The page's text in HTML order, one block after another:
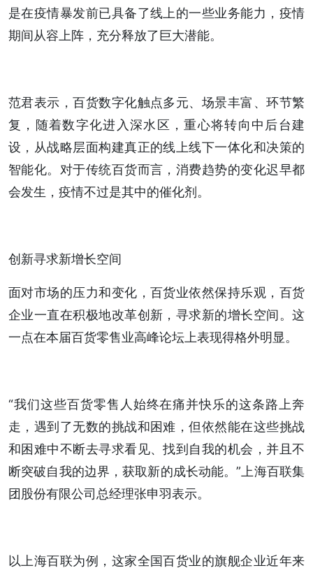
是在疫情暴发前已具备了线上的一些业务能力，疫情
期间从容上阵，充分释放了巨大潜能。
范君表示，百货数字化触点多元、场景丰富、环节繁
复，随着数字化进入深水区，重心将转向中后台建
设，从战略层面构建真正的线上线下一体化和决策的
智能化。对于传统百货而言，消费趋势的变化迟早都
会发生，疫情不过是其中的催化剂。
创新寻求新增长空间
面对市场的压力和变化，百货业依然保持乐观，百货
企业一直在积极地改革创新，寻求新的增长空间。这
一点在本届百货零售业高峰论坛上表现得格外明显。
“我们这些百货零售人始终在痛并快乐的这条路上奔
走，遇到了无数的挑战和困难，但依然能在这些挑战
和困难中不断去寻求看见、找到自我的机会，并且不
断突破自我的边界，获取新的成长动能。”上海百联集
团股份有限公司总经理张申羽表示。
以上海百联为例，这家全国百货业的旗舰企业近年来